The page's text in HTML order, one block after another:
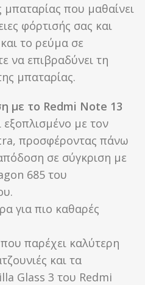
που μαθαίνει
φόρτισής σας και
το ρεύμα σε
να επιβραδύνει τη
μπαταρίας.
με το Redmi Note 13
με τον
προσφέροντας πάνω
σε σύγκριση με
685 του
για πιο καθαρές
παρέχει καλύτερη
και τα
Glass 3 του Redmi